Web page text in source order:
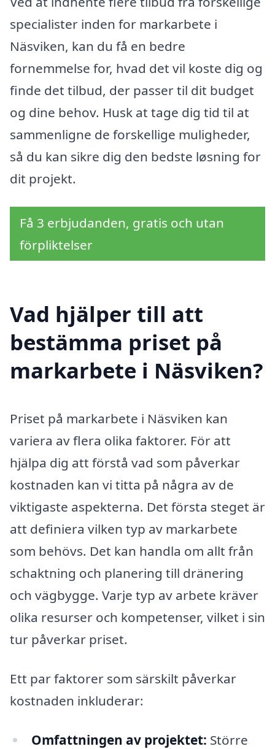
specialister inden for markarbete i
Näsviken, kan du få en bedre
fornemmelse for, hvad det vil koste dig og
finde det tilbud, der passer til dit budget
og dine behov. Husk at tage dig tid til at
sammenligne de forskellige muligheder,
så du kan sikre dig den bedste løsning for
dit projekt.
Få 3 erbjudanden, gratis och utan
förpliktelser
Vad hjälper till att
bestämma priset på
markarbete i Näsviken?
Priset på markarbete i Näsviken kan
variera av flera olika faktorer. För att
hjälpa dig att förstå vad som påverkar
kostnaden kan vi titta på några av de
viktigaste aspekterna. Det första steget är
att definiera vilken typ av markarbete
som behövs. Det kan handla om allt från
schaktning och planering till dränering
och vägbygge. Varje typ av arbete kräver
olika resurser och kompetenser, vilket i sin
tur påverkar priset.
Ett par faktorer som särskilt påverkar
kostnaden inkluderar:
Omfattningen av projektet: Större